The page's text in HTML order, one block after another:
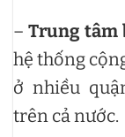
–Trung tâm
hệ thống
ở nhiều
trên cả nước.